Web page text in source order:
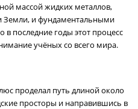
массой жидких металлов,
Земли, и фундаментальными
последние годы этот процесс
учёных со всего мира.
проделал путь длиной около
просторы и направившись в